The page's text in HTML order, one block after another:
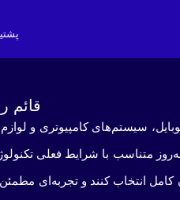
قائم
سیستم‌های کامپیوتری و
متناسب با شرایط فعلی
انتخاب کنند و تجربه‌ای